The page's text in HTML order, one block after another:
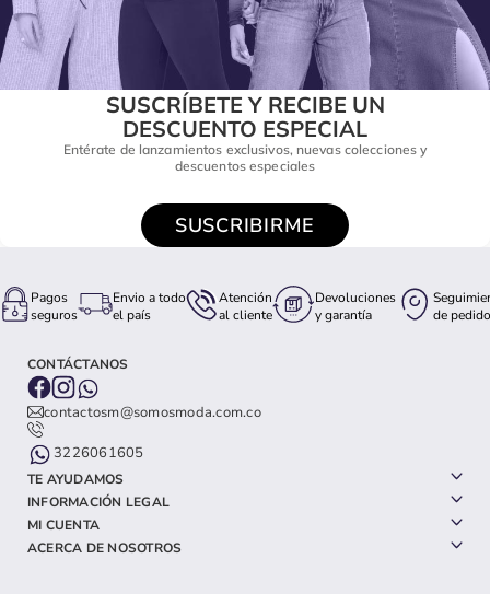
SUSCRÍBETE Y RECIBE UN
DESCUENTO ESPECIAL
Entérate de lanzamientos exclusivos, nuevas colecciones y
descuentos especiales
SUSCRIBIRME
Pagos
seguros
Envio a todo
el país
Atención
al cliente
Devoluciones
y garantía
de pedido
CONTÁCTANOS
contactosm@somosmoda.com.co
3226061605
TE AYUDAMOS
INFORMACIÓN LEGAL
MI CUENTA
ACERCA DE NOSOTROS